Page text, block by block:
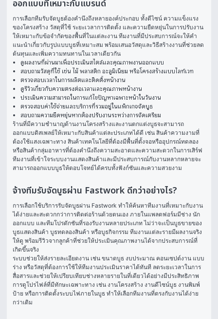
ออกแบบที่เหมาะกับแบรนด์
การเลือกทีมรับจัดบูธต้องคำนึงถึงหลายองค์ประกอบ ทั้งดีไซน์ ความแข็งแรง
ของโครงสร้าง วัสดุที่ใช้ ระยะเวลาการติดตั้ง และความยืดหยุ่นในการปรับงาน
ให้เหมาะกับข้อจำกัดของพื้นที่ในแต่ละงาน ทีมงานที่มีประสบการณ์จะให้คำ
แนะนำเกี่ยวกับรูปแบบบูธที่เหมาะสม พร้อมเสนอวัสดุและวิธีสร้างงานที่ช่วยลด
ต้นทุนและเพิ่มความทนทานในเวลาเดียวกัน
ดูผลงานที่ผ่านมาเพื่อประเมินสไตล์และคุณภาพงานออกแบบ
สอบถามวัสดุที่ใช้ เช่น ไม้ พลาสติก อะลูมิเนียม หรือโครงสร้างแบบไลท์เวท
ตรวจสอบเวลาในการผลิตและติดตั้งหน้างาน
ดูรีวิวเกี่ยวกับความตรงต่อเวลาและคุณภาพหน้างาน
ประเมินความสามารถในการแก้ไขปัญหาเฉพาะหน้าในวันงาน
ตรวจสอบค่าใช้จ่ายและบริการที่รวมอยู่ในแพ็กเกจจัดบูธ
สอบถามความยืดหยุ่นหากต้องปรับงานระหว่างการจัดเตรียม
ร้านที่มีความชำนาญด้านงานโครงสร้างและงานตกแต่งบูธจะสามารถ
ออกแบบดิสเพลย์ให้เหมาะกับสินค้าแต่ละประเภทได้ดี เช่น สินค้าความงามที่
ต้องใช้แสงเฉพาะทาง สินค้าเทคโนโลยีที่ต้องมีพื้นที่ตั้งจอหรืออุปกรณ์ทดลอง
หรือสินค้ากลุ่มอาหารที่ต้องคำนึงถึงความสะอาดและความสะดวกในการเสิร์ฟ
ทีมงานที่เข้าใจระบบงานแสดงสินค้าและมีประสบการณ์กับงานหลากหลายจะ
สามารถออกแบบบูธให้ตอบโจทย์ได้ครบทั้งฟังก์ชันและความสวยงาม
จ้างทีมรับจัดบูธผ่าน Fastwork ดีกว่าอย่างไร?
การเลือกใช้บริการรับจัดบูธผ่าน Fastwork ทำให้ค้นหาทีมงานที่เหมาะกับงาน
ได้ง่ายและสะดวกกว่าการติดต่อร้านด้วยตนเอง ภายในแพลตฟอร์มมีช่าง นัก
ออกแบบ และทีมโปรดักชันที่รองรับงานหลายประเภท ไม่ว่าจะเป็นบูธขายของ
บูธแสดงสินค้า บูธทดลองสินค้า หรือบูธกิจกรรม ทีมงานแต่ละรายมีผลงานจริง
ให้ดู พร้อมรีวิวจากลูกค้าที่ช่วยให้ประเมินคุณภาพงานได้จากประสบการณ์ที่
เกิดขึ้นจริง
ระบบช่วยให้ส่งรายละเอียดงาน เช่น ขนาดบูธ งบประมาณ คอนเซปต์งาน แบบ
ร่าง หรือวัสดุที่ต้องการใช้ให้ทีมงานประเมินราคาได้ทันที ลดระยะเวลาในการ
สื่อสารและช่วยให้เปรียบเทียบช่างหลายรายในที่เดียวได้อย่างมีประสิทธิภาพ
การดูโปรไฟล์ที่มีทักษะเฉพาะทาง เช่น งานโครงสร้าง งานดีไซน์บูธ งานพิมพ์
ป้าย หรือการติดตั้งระบบไฟภายในบูธ ทำให้เลือกทีมงานที่ตรงกับงานได้ง่าย
กว่าเดิม